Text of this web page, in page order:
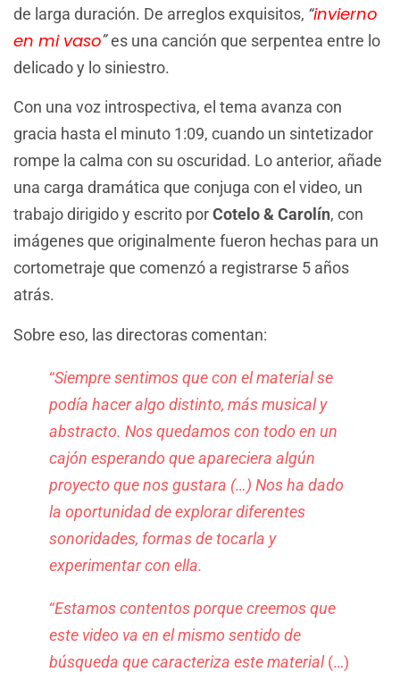
de larga duración. De arreglos exquisitos, “invierno
en mi vaso”es una canción que serpentea entre lo
delicado y lo siniestro.
Con una voz introspectiva, el tema avanza con
gracia hasta el minuto 1:09, cuando un sintetizador
rompe la calma con su oscuridad. Lo anterior, añade
una carga dramática que conjuga con el video, un
trabajo dirigido y escrito porCotelo & Carolín, con
imágenes que originalmente fueron hechas para un
cortometraje que comenzó a registrarse 5 años
atrás.
Sobre eso, las directoras comentan:
“Siempre sentimos que con el material se
podía hacer algo distinto, más musical y
abstracto. Nos quedamos con todo en un
cajón esperando que apareciera algún
proyecto que nos gustara (…) Nos ha dado
la oportunidad de explorar diferentes
sonoridades, formas de tocarla y
experimentar con ella.
“Estamos contentos porque creemos que
este video va en el mismo sentido de
búsqueda que caracteriza este material(…)